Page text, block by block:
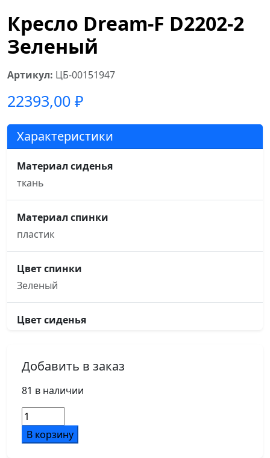
Кресло Dream-F D2202-2
Зеленый
Артикул: ЦБ-00151947
22393,00 ₽
Характеристики
Материал сиденья
ткань
Материал спинки
пластик
Цвет спинки
Зеленый
Цвет сиденья
Основание кресла
ножки, зеленый пластик / металл
Подлокотники
зеленый пластик
Добавить в заказ
81 в наличии
Количество
товара
Кресло
В корзину